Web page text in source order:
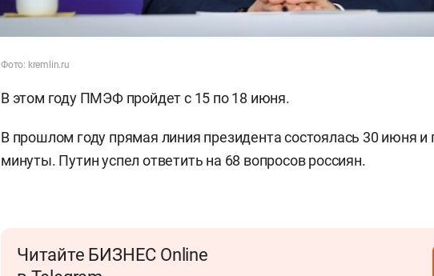
Фото: kremlin.ru
В этом году ПМЭФ пройдет с 15 по 18 июня.
В прошлом году прямая линия президента состоялась 30 июня и
минуты. Путин успел ответить на 68 вопросов россиян.
Читайте БИЗНЕС Online